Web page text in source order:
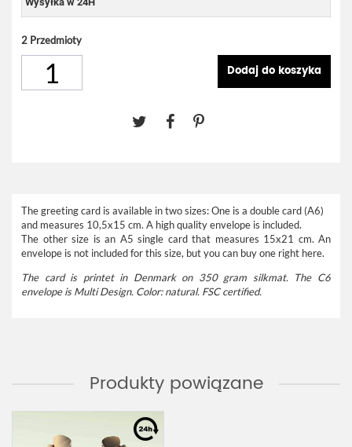
2 Przedmioty
Dodaj do koszyka
The greeting card is available in two sizes: One is a double card (A6)
and measures 10,5x15 cm. A high quality envelope is included.
The other size is an A5 single card that measures 15x21 cm. An
envelope is not included for this size, but you can buy one right here.
The card is printet in Denmark on 350 gram silkmat. The C6
envelope is Multi Design. Color: natural. FSC certified.
Produkty powiązane